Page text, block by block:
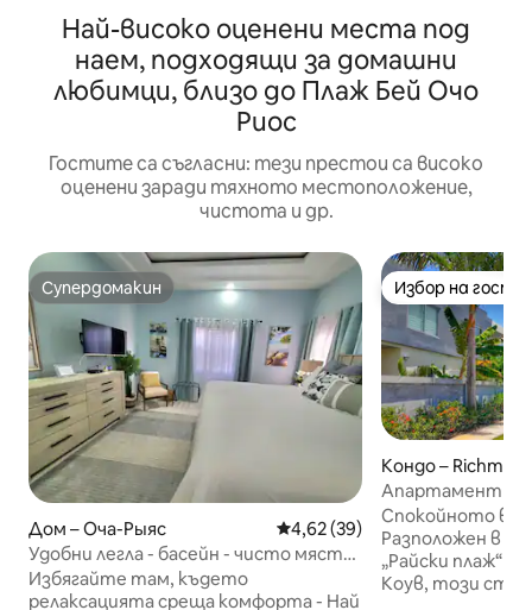
Най-високо оценени места под
наем, подходящи за домашни
любимци, близо до Плаж Бей Очо
Риос
Гостите са съгласни: тези престои са високо
оценени заради тяхното местоположение,
чистота и др.
Супердомакин
Супердомакин
Дом – Оча-Рыяс Средна оценка: 4,62 от 5,
4,62 (39)
Удобни легла - басейн - чисто място
за кратка почивка на 2 минути до
Очо Риос
Избягайте там, където
релаксацията среща комфорта - Най
Избор на
Избор на
Кондо –
Апартамент
2BDR Richmond
Спокойното ви
Разположен в
„Райски плаж“
Коув, този